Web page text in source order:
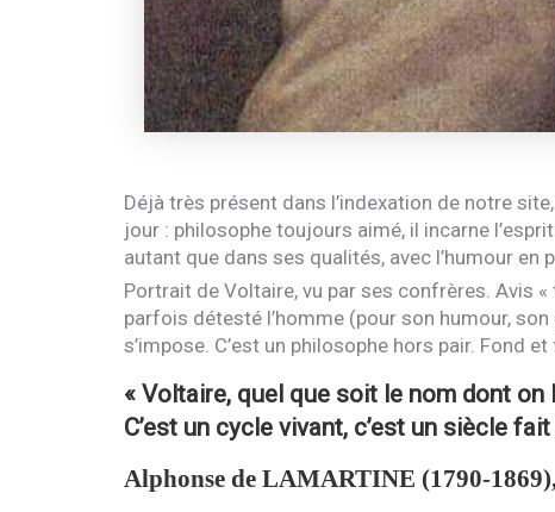
Déjà très présent dans l’indexation de notre
jour : philosophe toujours aimé, il incarne
autant que dans ses qualités, avec l’humour en
Portrait de Voltaire, vu par ses confrères. Avis
parfois détesté l’homme (pour son humour,
s’impose. C’est un philosophe hors pair. Fond
« Voltaire, quel que soit le nom dont on
C’est un cycle vivant, c’est un siècle
Alphonse de LAMARTINE (1790-